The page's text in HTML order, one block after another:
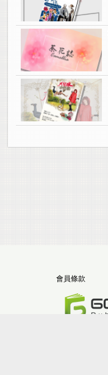
會員條款